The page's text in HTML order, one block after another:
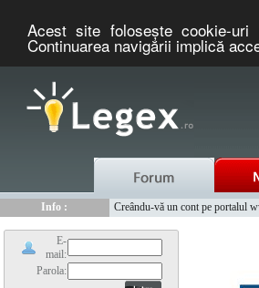
Acest site foloseşte cookie-
Continuarea navigării implică
Info :
www.tntauto.ro - Managementul
E-
mail:
Parola: